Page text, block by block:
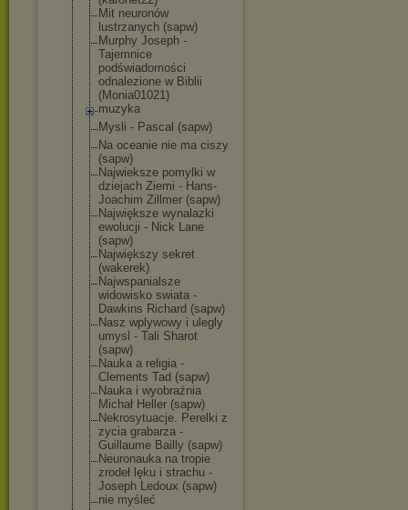
Mit neuronów
lustrzanych (sapw)
Murphy Joseph -
Tajemnice
podświadomości
odnalezione w Biblii
(Monia01021)
muzyka
Mysli - Pascal (sapw)
Na oceanie nie ma ciszy
(sapw)
Najwieksze pomylki w
dziejach Ziemi - Hans-
Joachim Zillmer (sapw)
Największe wynalazki
ewolucji - Nick Lane
(sapw)
Największy sekret
(wakerek)
Najwspanialsze
widowisko swiata -
Dawkins Richard (sapw)
Nasz wplywowy i ulegly
umysl - Tali Sharot
(sapw)
Nauka a religia -
Clements Tad (sapw)
Nauka i wyobraźnia
Michał Heller (sapw)
Nekrosytuacje. Perelki z
zycia grabarza -
Guillaume Bailly (sapw)
Neuronauka na tropie
zrodeł lęku i strachu -
Joseph Ledoux (sapw)
nie myśleć